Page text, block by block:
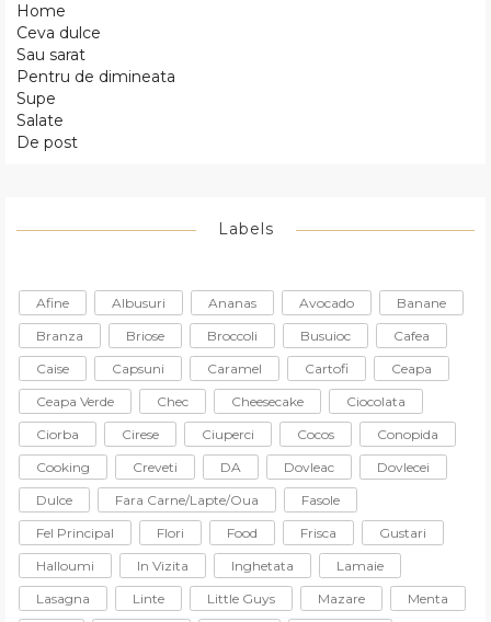
Home
Ceva dulce
Sau sarat
Pentru de dimineata
Supe
Salate
De post
Labels
Afine Albusuri Ananas Avocado
Banane
Branza
Briose Broccoli Busuioc
Cafea
Caise
Capsuni Caramel Cartofi
Ceapa
Ceapa Verde
Chec Cheesecake
Ciocolata
Ciorba
Cirese Ciuperci Cocos
Conopida
Cooking
Creveti DA Dovleac
Dovlecei
Dulce
Fara Carne/lapte/oua
Fasole
Fel Principal
Flori Food Frisca
Gustari
Halloumi
In Vizita Inghetata
Lamaie
Lasagna
Linte Little Guys Mazare
Menta